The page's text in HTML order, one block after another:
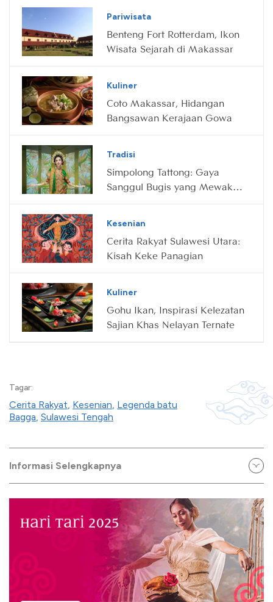
Pariwisata
Benteng Fort Rotterdam, Ikon
Wisata Sejarah di Makassar
Kuliner
Coto Makassar, Hidangan
Bangsawan Kerajaan Gowa
Tradisi
Simpolong Tattong: Gaya
Sanggul Bugis yang Mewakili
Kesenian
Cerita Rakyat Sulawesi Utara:
Kisah Keke Panagian
Kuliner
Gohu Ikan, Inspirasi Kelezatan
Sajian Khas Nelayan Ternate
Tagar:
Cerita Rakyat, Kesenian, Legenda batu
Bagga, Sulawesi Tengah
Informasi Selengkapnya